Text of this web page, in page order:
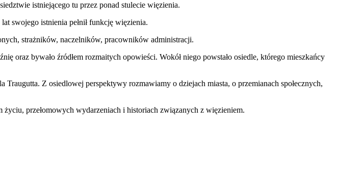
istniejącego tu przez ponad stulecie więzienia.
swojego istnienia pełnił funkcję więzienia.
strażników, naczelników, pracowników administracji.
oraz bywało źródłem rozmaitych opowieści. Wokół niego powstało osiedle, którego mieszkańcy
Z osiedlowej perspektywy rozmawiamy o dziejach miasta, o przemianach społecznych,
przełomowych wydarzeniach i historiach związanych z więzieniem.